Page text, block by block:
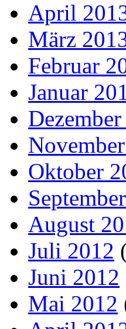
April
März
Februar
Januar
Oktober
August
Juli 2012
Juni 2012
Mai 2012